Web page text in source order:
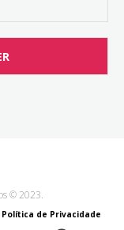
© 2023.
Política de Privacidade